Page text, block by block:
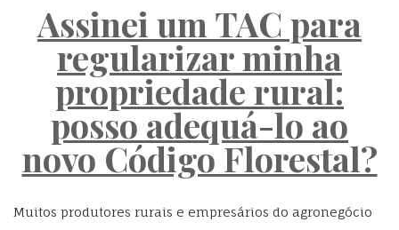
Assinei um TAC para
regularizar minha
propriedade rural:
posso adequá-lo ao
novo Código Florestal?
Muitos produtores rurais e empresários do agronegócio